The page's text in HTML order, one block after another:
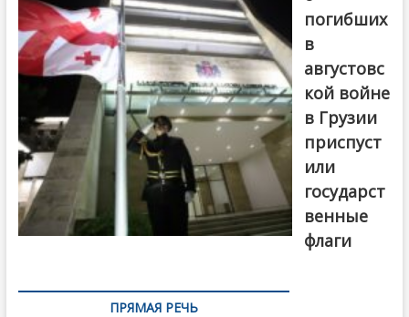
погибших
в
августовс
кой войне
в Грузии
приспуст
или
государст
венные
флаги
ПРЯМАЯ РЕЧЬ